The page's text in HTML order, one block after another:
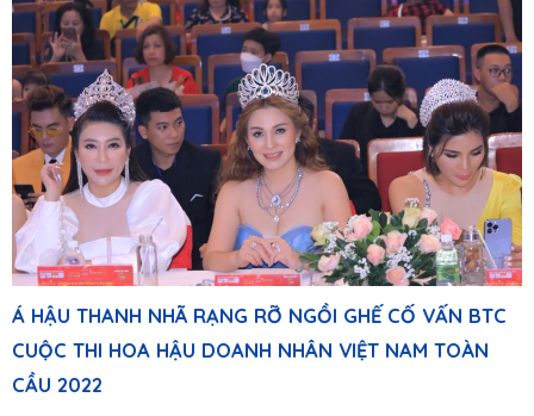
Á HẬU THANH NHÃ RẠNG RỠ NGỒI GHẾ CỐ VẤN BTC
CUỘC THI HOA HẬU DOANH NHÂN VIỆT NAM TOÀN
CẦU 2022